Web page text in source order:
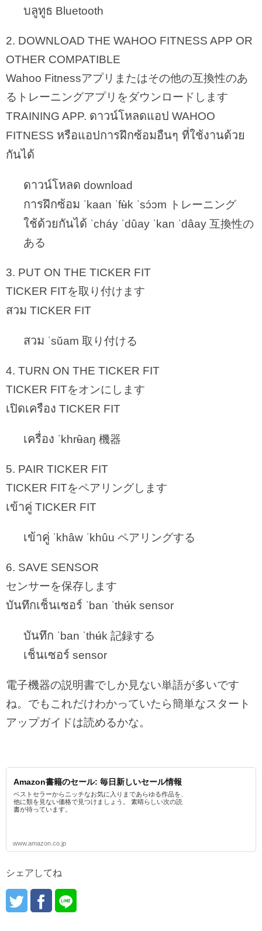
บลูทูธ Bluetooth
2. DOWNLOAD THE WAHOO FITNESS APP OR
OTHER COMPATIBLE
Wahoo Fitnessアプリまたはその他の互換性のあ
るトレーニングアプリをダウンロードします
TRAINING APP. ดาวน์โหลดแอป WAHOO
FITNESS หรือแอปการฝึกซ้อมอืนๆ ที่ใช้งานด้วย
กันได้
ดาวน์โหลด download
การฝึกซ้อม ˈkaan ˈfʉ̀k ˈsɔ́ɔm トレーニング
ใช้ด้วยกันได้ ˈcháy ˈdûay ˈkan ˈdâay 互換性の
ある
3. PUT ON THE TICKER FIT
TICKER FITを取り付けます
สวม TICKER FIT
สวม ˈsǔam 取り付ける
4. TURN ON THE TICKER FIT
TICKER FITをオンにします
เปิดเครือง TICKER FIT
เครื่อง ˈkhrʉ̂aŋ 機器
5. PAIR TICKER FIT
TICKER FITをペアリングします
เข้าคู่ TICKER FIT
เข้าคู่ ˈkhâw ˈkhûu ペアリングする
6. SAVE SENSOR
センサーを保存します
บันทึกเช็นเซอร์ ˈban ˈthʉ́k sensor
บันทึก ˈban ˈthʉ́k 記録する
เช็นเซอร์ sensor
電子機器の説明書でしか見ない単語が多いです
ね。でもこれだけわかっていたら簡単なスタート
アップガイドは読めるかな。
Amazon書籍のセール: 毎日新しいセール情報
ベストセラーからニッチなお気に入りまであらゆる作品を、
他に類を見ない価格で見つけましょう。 素晴らしい次の読
書が待っています。
www.amazon.co.jp
シェアしてね